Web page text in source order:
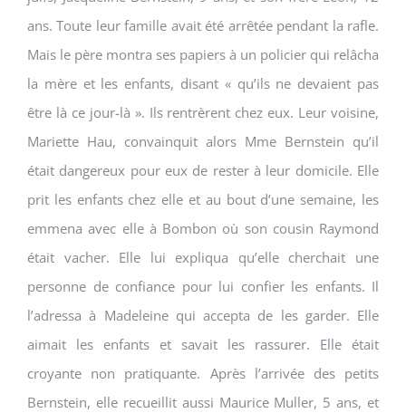
ans. Toute leur famille avait été arrêtée pendant la rafle.
Mais le père montra ses papiers à un policier qui relâcha
la mère et les enfants, disant « qu’ils ne devaient pas
être là ce jour-là ». Ils rentrèrent chez eux. Leur voisine,
Mariette Hau, convainquit alors Mme Bernstein qu’il
était dangereux pour eux de rester à leur domicile. Elle
prit les enfants chez elle et au bout d’une semaine, les
emmena avec elle à Bombon où son cousin Raymond
était vacher. Elle lui expliqua qu’elle cherchait une
personne de confiance pour lui confier les enfants. Il
l’adressa à Madeleine qui accepta de les garder. Elle
aimait les enfants et savait les rassurer. Elle était
croyante non pratiquante. Après l’arrivée des petits
Bernstein, elle recueillit aussi Maurice Muller, 5 ans, et